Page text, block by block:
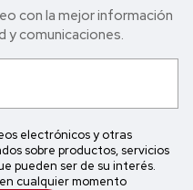
con la mejor in formación
y comunicaciones.
electrónicos y otras
sobre productos, servicios
pueden ser de su interés.
cualquier momento